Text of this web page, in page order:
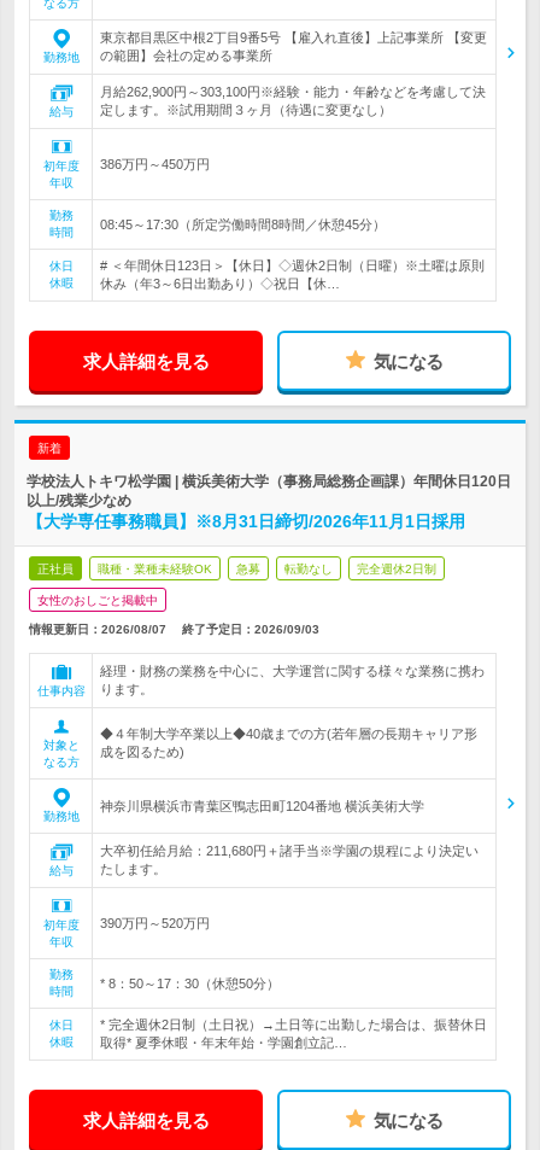
なる方
勤務地
東京都目黒区中根2丁目9番5号 【雇入れ直後】上記事業所 【変更
の範囲】会社の定める事業所
給与
月給262,900円～303,100円※経験・能力・年齢などを考慮して決
定します。※試用期間３ヶ月（待遇に変更なし）
初年度
年収
386万円～450万円
勤務
時間
08:45～17:30（所定労働時間8時間／休憩45分）
休日
休暇
# ＜年間休日123日＞【休日】◇週休2日制（日曜）※土曜は原則
休み（年3～6日出勤あり）◇祝日【休…
求人詳細を見る 気になる
新着
学校法人トキワ松学園 | 横浜美術大学（事務局総務企画課）年間休日120日
以上/残業少なめ
【大学専任事務職員】※8月31日締切/2026年11月1日採用
正社員 職種・業種未経験OK 急募 転勤なし 完全週休2日制
女性のおしごと掲載中
情報更新日：2026/08/07 終了予定日： 2026/09/03
仕事内容
経理・財務の業務を中心に、大学運営に関する様々な業務に携わ
ります。
対象と
なる方
◆４年制大学卒業以上◆40歳までの方(若年層の長期キャリア形
成を図るため)
勤務地
神奈川県横浜市青葉区鴨志田町1204番地 横浜美術大学
給与
大卒初任給月給：211,680円＋諸手当※学園の規程により決定い
たします。
初年度
年収
390万円～520万円
勤務
時間
* 8：50～17：30（休憩50分）
休日
休暇
* 完全週休2日制（土日祝）→土日等に出勤した場合は、振替休日
取得* 夏季休暇・年末年始・学園創立記…
求人詳細を見る 気になる